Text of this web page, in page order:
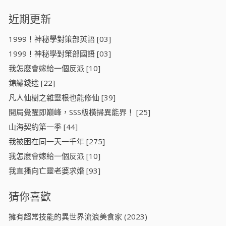
近期更新
1999！神秘學對策部英語 [03]
1999！神秘學對策部國語 [03]
我怎麽會嫁給一個反派 [10]
錦繡錢途 [22]
凡人仙樹之雜靈根也能修仙 [39]
開局覺醒即巔峰，SSS級橫掃異能界！ [25]
山海契約第一季 [44]
我被困在同一天一千年 [275]
我怎麽會嫁給一個反派 [10]
我直播向亡靈老婆求婚 [93]
猜你喜歡
擁有超常技能的異世界流浪美食家 (2023)